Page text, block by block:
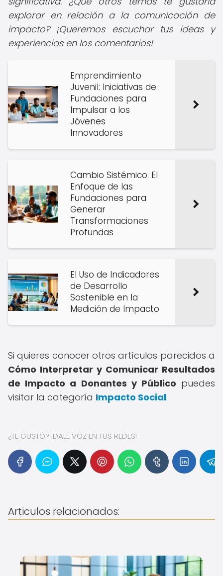
explorar en relación a la comunicación de
impacto? ¡Queremos escuchar tus ideas y
experiencias en los comentarios!
Emprendimiento
Juvenil: Iniciativas de
Fundaciones para
Impulsar a los
Jóvenes
Innovadores
Cambio Sistémico: El
Enfoque de las
Fundaciones para
Generar
Transformaciones
Profundas
El Uso de Indicadores
de Desarrollo
Sostenible en la
Medición de Impacto
Si quieres conocer otros artículos parecidos a
Cómo Interpretar y Comunicar Resultados
de Impacto a Donantes y Público puedes
visitar la categoría Impacto Social.
¿TE GUSTÓ? ¡DALE VOZ EN TUS REDES!
Articulos relacionados: